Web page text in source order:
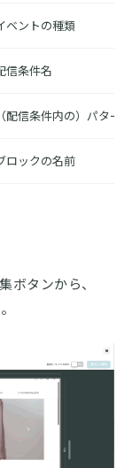
ベントの種類
信条件名
（配信条件内の）パター
ロックの名前
ボタンから、